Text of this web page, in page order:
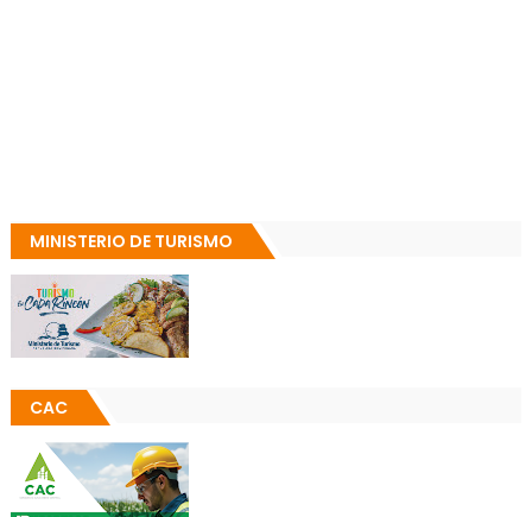
MINISTERIO DE TURISMO
CAC